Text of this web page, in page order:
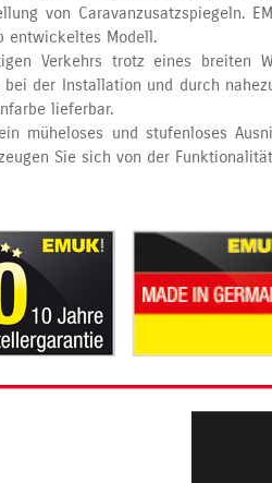
von Caravanzusatzspiegeln.
entwickeltes Modell.
Verkehrs trotz eines breiten
der Installation und durch
lieferbar.
müheloses und stufenloses
Sie sich von der